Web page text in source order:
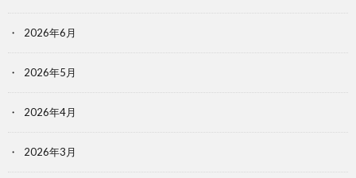
2026年6月
2026年5月
2026年4月
2026年3月